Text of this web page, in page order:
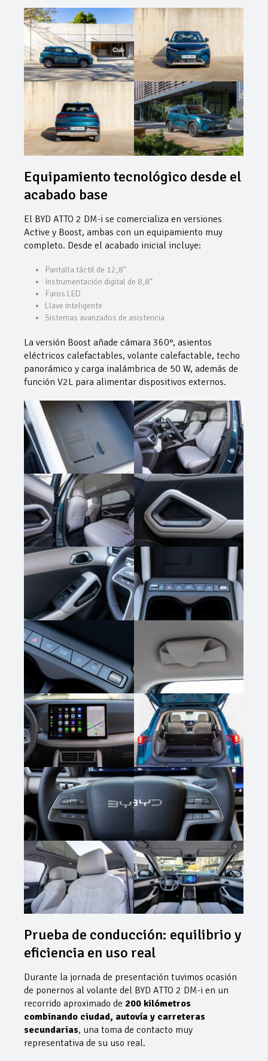
Equipamiento tecnológico desde el
acabado base
El BYD ATTO 2 DM-i se comercializa en versiones
Active y Boost, ambas con un equipamiento muy
completo. Desde el acabado inicial incluye:
Pantalla táctil de 12,8”
Instrumentación digital de 8,8”
Faros LED
Llave inteligente
Sistemas avanzados de asistencia
La versión Boost añade cámara 360°, asientos
eléctricos calefactables, volante calefactable, techo
panorámico y carga inalámbrica de 50 W, además de
función V2L para alimentar dispositivos externos.
Prueba de conducción: equilibrio y
eficiencia en uso real
Durante la jornada de presentación tuvimos ocasión
de ponernos al volante del BYD ATTO 2 DM-i en un
recorrido aproximado de 200 kilómetros
combinando ciudad, autovía y carreteras
secundarias, una toma de contacto muy
representativa de su uso real.